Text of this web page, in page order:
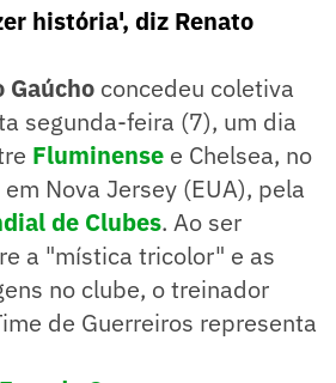
história', diz Renato
Gaúcho concedeu coletiva
segunda-feira (7), um dia
Fluminense e Chelsea, no
Nova Jersey (EUA), pela
de Clubes. Ao ser
a "mística tricolor" e as
no clube, o treinador
de Guerreiros representa